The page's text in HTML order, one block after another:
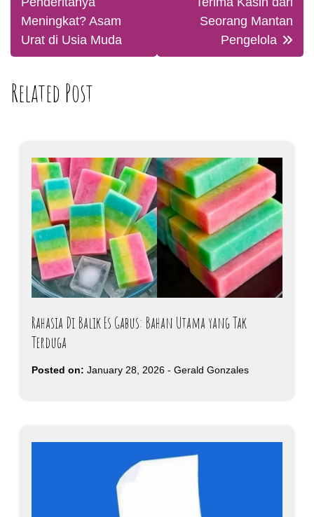
navigation
Meningkat? Asam
Urat di Usia Muda
Seorang Mantan
Pengelola
Related Post
Rahasia Di Balik Es Gabus: Bahan Utama yang Tak
Terduga
Posted on: January 28, 2026 - Gerald Gonzales